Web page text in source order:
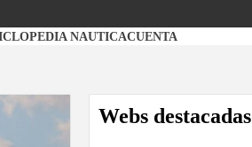
NAUTICACUENTA
Webs destacadas